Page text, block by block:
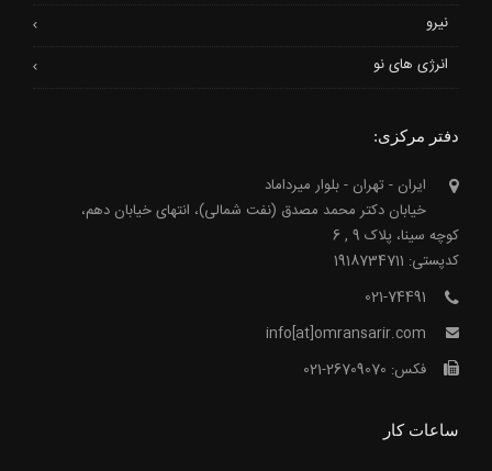
نیرو
انرژی های نو
دفتر مرکزی:
ایران - تهران - بلوار میرداماد
خیابان دکتر محمد مصدق (نفت شمالی)، انتهای خیابان دهم،
کوچه سینا، پلاک 9 , 6
کدپستی: 1918734711
021-74491
info[at]omransarir.com
فکس: 26709070-021
ساعات کار